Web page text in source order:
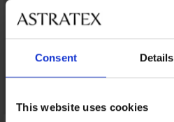
Consent Details
This website uses cookies